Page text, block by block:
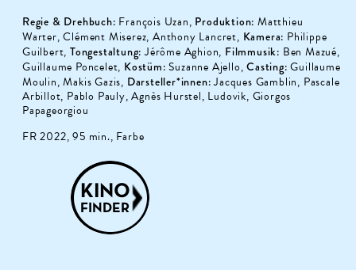
Regie & Drehbuch: François Uzan, Produktion:Matthieu
Warter, Clément Miserez, Anthony Lancret, Kamera: Philippe
Guilbert, Tongestaltung: Jérôme Aghion, Filmmusik: Ben Mazué,
Guillaume Poncelet, Kostüm: Suzanne Ajello,Casting: Guillaume
Moulin, Makis Gazis, Darsteller*innen:Jacques Gamblin, Pascale
Arbillot, Pablo Pauly, Agnès Hurstel, Ludovik, Giorgos
Papageorgiou
FR 2022, 95 min., Farbe